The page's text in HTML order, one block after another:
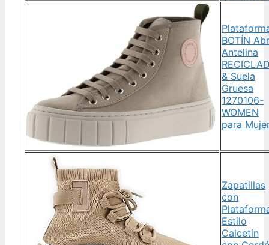
BOTÍN
Antelina
& Suela
Gruesa
1270106-
WOMEN
para
Zapatillas
con
Estilo
Calcetin